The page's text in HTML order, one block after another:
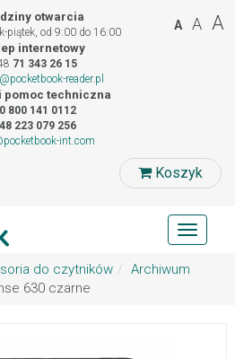
otwarcia
piątek, od 9:00 do 16:00
internetowy
71 343 26 15
reader.pl
pomoc techniczna
800 141 0112
223 079 256
int.com
Koszyk
A A A
Toggle
do czytników
Archiwum
630 czarne